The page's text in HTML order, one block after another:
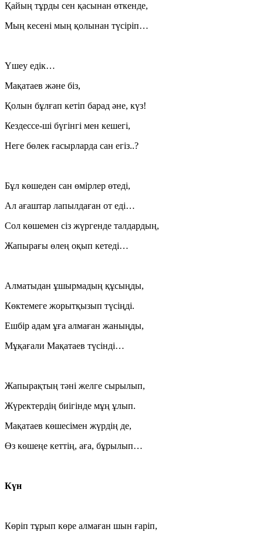
Қайың тұрды сен қасынан өткенде,
Мың кесені мың қолынан түсіріп…
Үшеу едік…
Мақатаев және біз,
Қолын бұлғап кетіп барад әне, күз!
Кездессе-ші бүгінгі мен кешегі,
Неге бөлек ғасырларда сан егіз..?
Бұл көшеден сан өмірлер өтеді,
Ал ағаштар лапылдаған от еді…
Сол көшемен сіз жүргенде талдардың,
Жапырағы өлең оқып кетеді…
Алматыдан ұшырмадың құсыңды,
Көктемеге жорытқызып түсіңді.
Ешбір адам ұға алмаған жаныңды,
Мұқағали Мақатаев түсінді…
Жапырақтың тәні желге сырылып,
Жүректердің биігінде мұң ұлып.
Мақатаев көшесімен жүрдің де,
Өз көшеңе кеттің, аға, бұрылып…
Күн
Көріп тұрып көре алмаған шын ғаріп,